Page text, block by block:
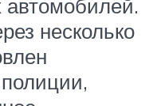
автомобилей.
несколько